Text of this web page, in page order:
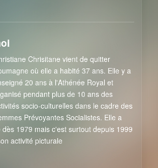
Chrisitane vient de quitter
où elle a habité 37 ans. Elle y a
20 ans à l'Athénée Royal et
pendant plus de 10 ans des
socio-culturelles dans le cadre des
Prévoyantes Socialistes. Elle a
1979 mais c'est surtout depuis 1999
activité picturale